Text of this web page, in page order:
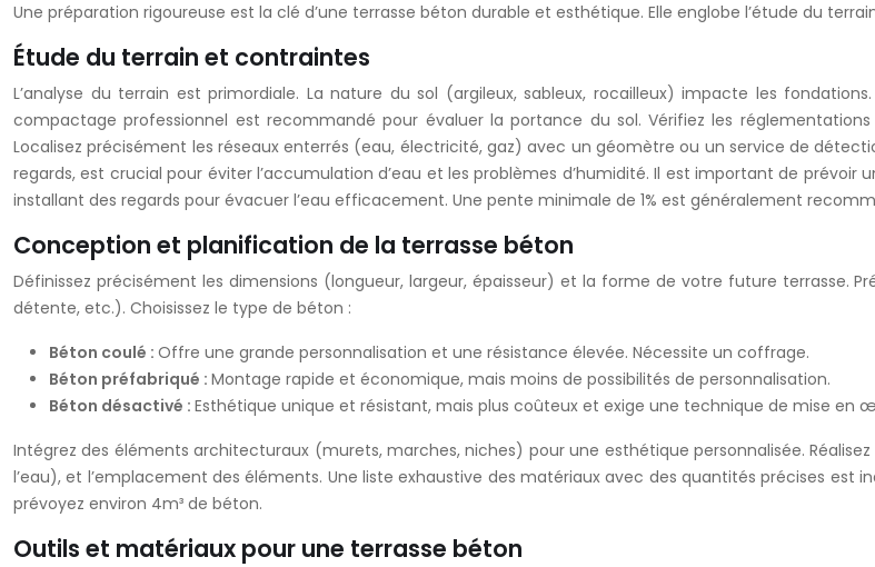
Une préparation rigoureuse est la clé d’une terrasse béton durable et esthétique. Elle englobe l’étude du
Étude du terrain et contraintes
L’analyse du terrain est primordiale. La nature du sol (argileux, sableux, rocailleux) impacte les
compactage professionnel est recommandé pour évaluer la portance du sol. Vérifiez les
Localisez précisément les réseaux enterrés (eau, électricité, gaz) avec un géomètre ou un service de
regards, est crucial pour éviter l’accumulation d’eau et les problèmes d’humidité. Il est important de
installant des regards pour évacuer l’eau efficacement. Une pente minimale de 1% est généralement
Conception et planification de la terrasse béton
Définissez précisément les dimensions (longueur, largeur, épaisseur) et la forme de votre future terrasse.
détente, etc.). Choisissez le type de béton :
Béton coulé : Offre une grande personnalisation et une résistance élevée. Nécessite un coffrage.
Béton préfabriqué : Montage rapide et économique, mais moins de possibilités de personnalisation.
Béton désactivé : Esthétique unique et résistant, mais plus coûteux et exige une technique de mise en
Intégrez des éléments architecturaux (murets, marches, niches) pour une esthétique personnalisée.
l’eau), et l’emplacement des éléments. Une liste exhaustive des matériaux avec des quantités précises est
prévoyez environ 4m³ de béton.
Outils et matériaux pour une terrasse béton